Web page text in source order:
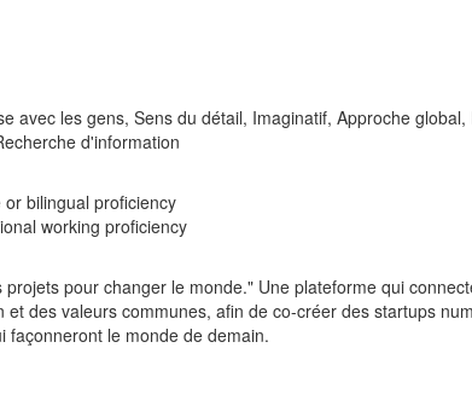
avec les gens, Sens du détail, Imaginatif, Approche
d'information
bilingual proficiency
working proficiency
pour changer le monde." Une plateforme qui
des valeurs communes, afin de co-créer des startups
façonneront le monde de demain.